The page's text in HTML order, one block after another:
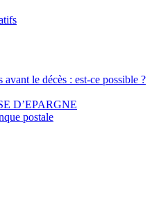
le décès : est-ce possible ?
D’EPARGNE
postale